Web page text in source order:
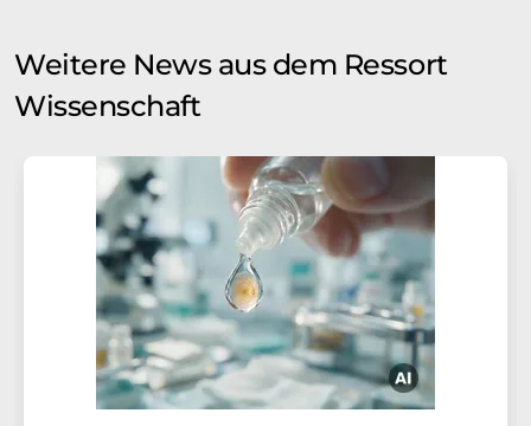
Weitere News aus dem Ressort
Wissenschaft